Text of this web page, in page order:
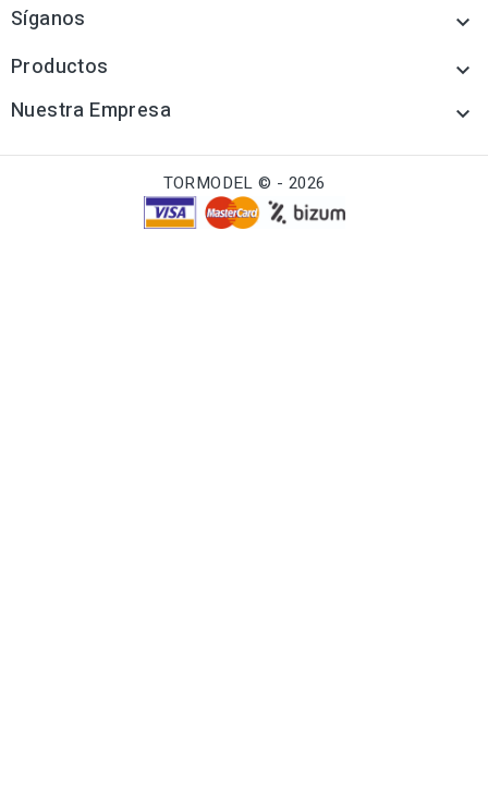
Síganos 
Productos 
Nuestra Empresa 
TORMODEL © - 2026